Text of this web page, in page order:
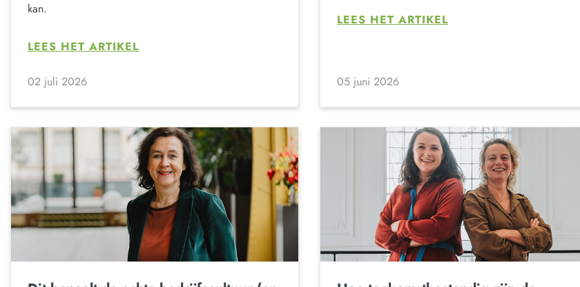
kan.
LEES HET ARTIKEL
02 juli 2026
LEES HET ARTIKEL
05 juni 2026